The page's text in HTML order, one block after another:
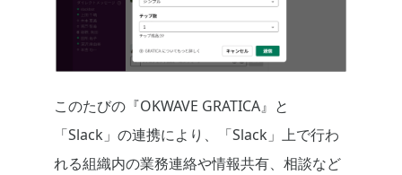
このたびの『OKWAVE GRATICA』と
「Slack」の連携により、「Slack」上で行わ
れる組織内の業務連絡や情報共有、相談など